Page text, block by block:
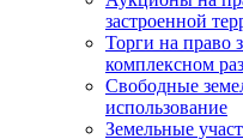
застроенной
Торги на право
комплексном
Свободные
использование
Земельные